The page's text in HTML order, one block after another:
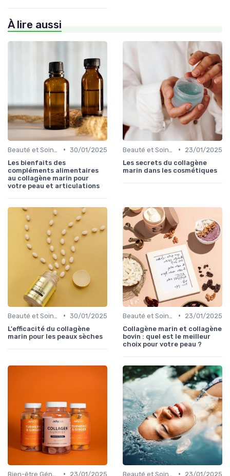
À lire aussi
• 30/01/2025
Les bienfaits des
compléments alimentaires
au collagène marin pour
votre peau et articulations
•
23/01/2025
Les secrets du collagène
marin dans les cosmétiques
• 30/01/2025
L'efficacité du collagène
marin pour les peaux sèches
•
23/01/2025
Collagène marin et collagène
bovin : quel est le meilleur
choix pour votre peau ?
•
23/01/2025
•
23/01/2025